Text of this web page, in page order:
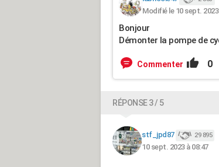
Modifié le 10 sept. 2023
Bonjour
Démonter la pompe de
Commenter 0
RÉPONSE 3 / 5
stf_jpd87 29 895
10 sept. 2023 à 08:47